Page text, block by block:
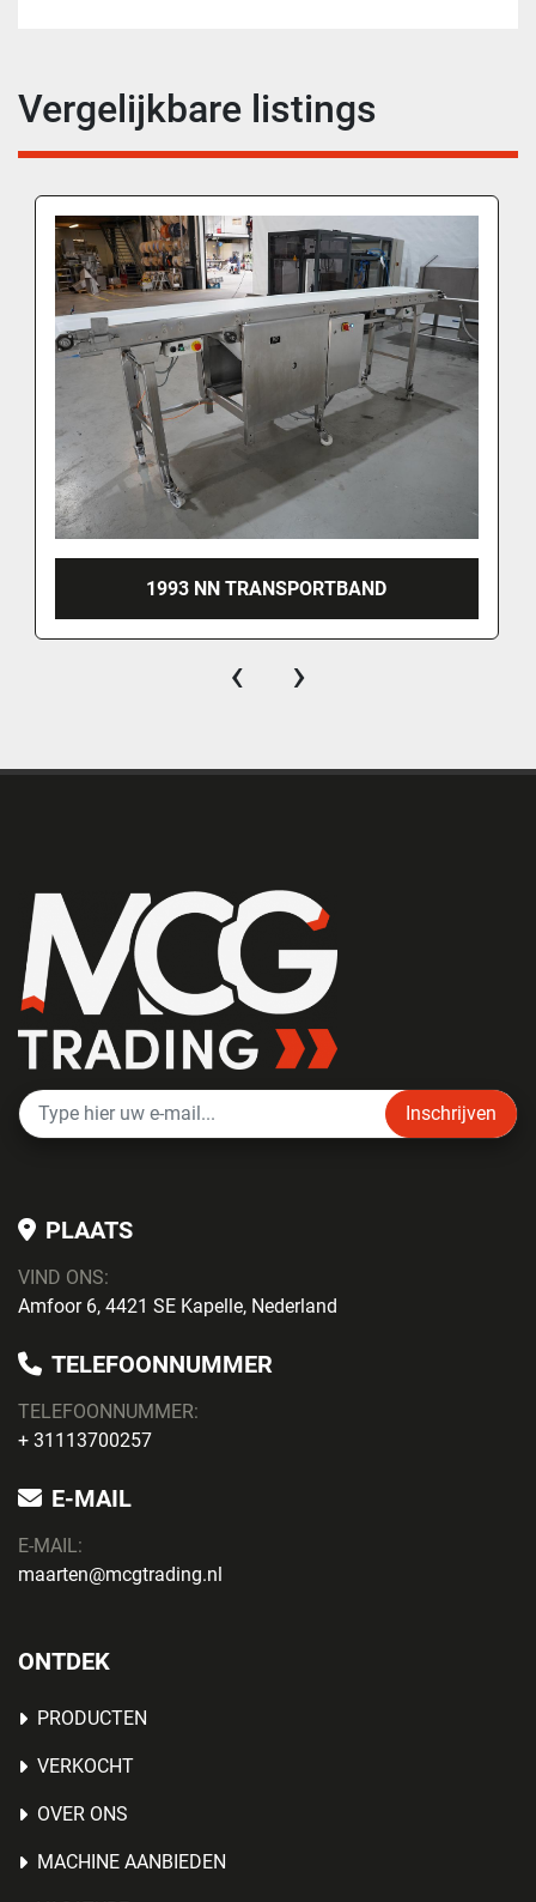
Vergelijkbare listings
1993 NN TRANSPORTBAND
‹ ›
Inschrijven
PLAATS
VIND ONS:
Amfoor 6, 4421 SE Kapelle, Nederland
TELEFOONNUMMER
TELEFOONNUMMER:
+ 31113700257
E-MAIL
E-MAIL:
maarten@mcgtrading.nl
ONTDEK
PRODUCTEN
VERKOCHT
OVER ONS
MACHINE AANBIEDEN